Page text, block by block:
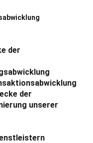
der
der
unserer